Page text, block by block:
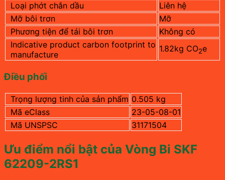
Loại phớt chắn dầu
Liên hệ
Mỡ bôi trơn
Mỡ
Phương tiện để tái bôi trơn
Không có
Indicative product carbon footprint to
manufacture
1.82kg CO2e
Điều phối
Trọng lượng tinh của sản phẩm 0.505 kg
Mã eClass
23-05-08-01
Mã UNSPSC
31171504
Ưu điểm nổi bật của Vòng Bi SKF
62209-2RS1